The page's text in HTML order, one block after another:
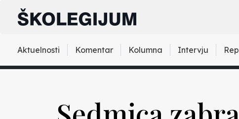
Aktuelnosti Komentar Kolumna Intervju